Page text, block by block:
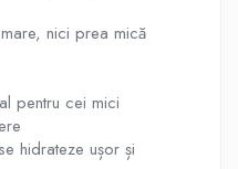
nici prea mică
pentru cei mici
hidrateze ușor și